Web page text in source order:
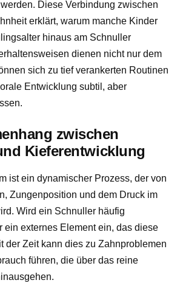
Diese Verbindung zwischen
erklärt, warum manche Kinder
hinaus am Schnuller
dienen nicht nur dem
sich zu tief verankerten Routinen
Entwicklung subtil, aber
zwischen
Kieferentwicklung
ist ein dynamischer Prozess, der von
Zungenposition und dem Druck im
Wird ein Schnuller häufig
ein externes Element ein, das diese
der Zeit kann dies zu Zahnproblemen
führen, die über das reine